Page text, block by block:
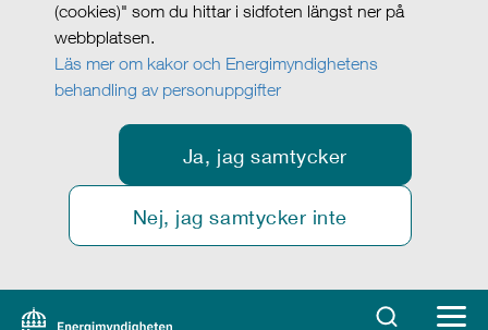
(cookies)" som du hittar i sidfoten längst ner på
webbplatsen.
Läs mer om kakor och Energimyndighetens
behandling av personuppgifter
Ja, jag samtycker
Nej, jag samtycker inte